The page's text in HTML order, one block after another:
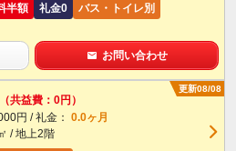
半額
礼金0 バス・トイレ別
お問い合わせ
更新08/08
（共益費：0円）
円 / 礼金： 0.0ヶ月
/ 地上2階